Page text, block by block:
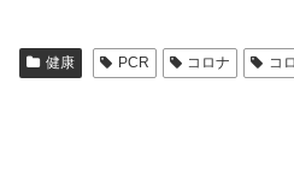
健康 PCR コロナ コ